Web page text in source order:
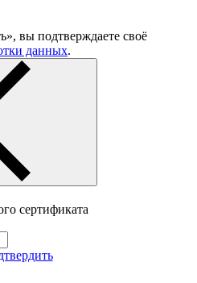
вы подтверждаете своё
данных.
сертификата